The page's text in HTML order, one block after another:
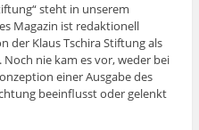
steht in unserem
Magazin ist redaktionell
der Klaus Tschira Stiftung als
nie kam es vor, weder bei
einer Ausgabe des
beeinflusst oder gelenkt